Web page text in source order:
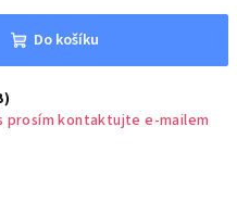
Do košíku
prosím kontaktujte e-mailem